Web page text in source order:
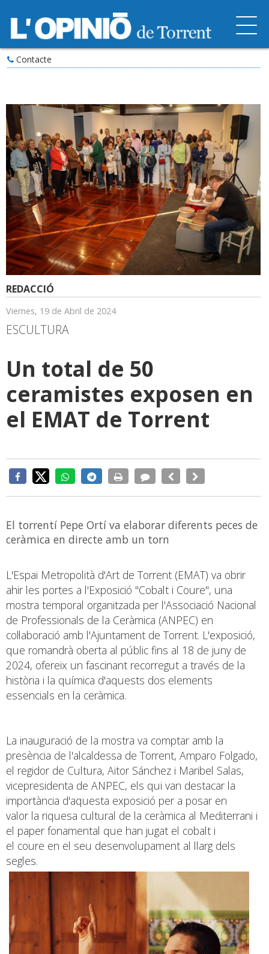
Contacte
REDACCIÓ
Viernes, 19 de Abril de 2024
ESCULTURA
Un total de 50
ceramistes exposen en
el EMAT de Torrent
El torrentí Pepe Ortí va elaborar diferents peces de
ceràmica en directe amb un torn
L'Espai Metropolità d'Art de Torrent (EMAT) va obrir
ahir les portes a l'Exposició "Cobalt i Coure", una
mostra temporal organitzada per l'Associació Nacional
de Professionals de la Ceràmica (ANPEC) en
col·laboració amb l'Ajuntament de Torrent. L'exposició,
que romandrà oberta al públic fins al 18 de juny de
2024, ofereix un fascinant recorregut a través de la
història i la química d'aquests dos elements
essencials en la ceràmica.
La inauguració de la mostra va comptar amb la
presència de l'alcaldessa de Torrent, Amparo Folgado,
el regidor de Cultura, Aitor Sánchez i Maribel Salas,
vicepresidenta de ANPEC, els qui van destacar la
importància d'aquesta exposició per a posar en
valor la riquesa cultural de la ceràmica al Mediterrani i
el paper fonamental que han jugat el cobalt i
el coure en el seu desenvolupament al llarg dels
segles.